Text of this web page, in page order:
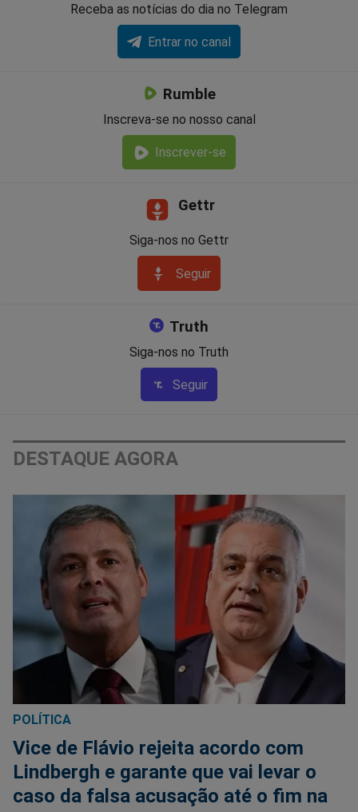
Receba as notícias do dia no Telegram
Entrar no canal
Rumble
Inscreva-se no nosso canal
Inscrever-se
Gettr
Siga-nos no Gettr
Seguir
Truth
Siga-nos no Truth
Seguir
DESTAQUE AGORA
POLÍTICA
Vice de Flávio rejeita acordo com
Lindbergh e garante que vai levar o
caso da falsa acusação até o fim na